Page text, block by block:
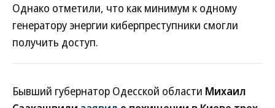
Однако отметили, что как минимум к одному
генератору энергии киберпреступники смогли
получить доступ.
Бывший губернатор Одесской области Михаил